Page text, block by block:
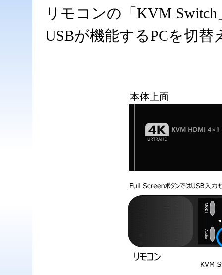
リモコンの「KVM
USBが機能するPCを切